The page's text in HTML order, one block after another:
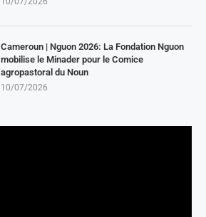
Cameroun | Nguon 2026: La Fondation Nguon
mobilise le Minader pour le Comice
agropastoral du Noun
10/07/2026